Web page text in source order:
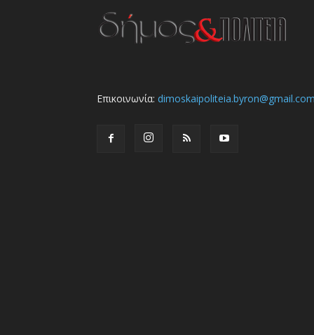
Επικοινωνία: dimoskaipoliteia.byron@gmail.com